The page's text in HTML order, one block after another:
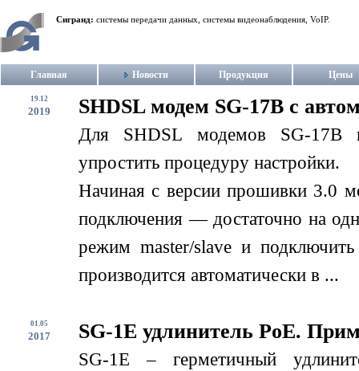
Сигранд: системы передачи данных, системы видеонаблюдения, VoIP.
Главная Новости Продукция Цены
19.12
2019 SHDSL модем SG-17B с
Для SHDSL модемов SG-17B
упростить процедуру настройки.
Начиная с версии прошивки 3.0
подключения — достаточно на
режим master/slave и
производится автоматически в ...
01.05
2017 SG-1E удлинитель PoE.
SG-1E – герметичный